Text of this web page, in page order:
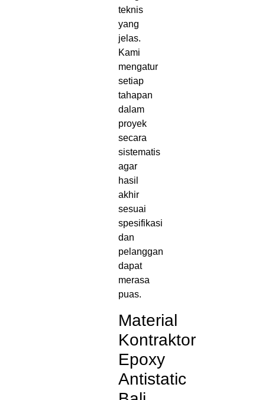
teknis
yang
jelas.
Kami
mengatur
setiap
tahapan
dalam
proyek
secara
sistematis
agar
hasil
akhir
sesuai
spesifikasi
dan
pelanggan
dapat
merasa
puas.
Material
Kontraktor
Epoxy
Antistatic